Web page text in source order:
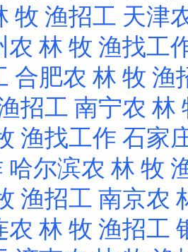
牧 渔招工 天津
农 林 牧 渔找工
合肥农 林 牧 渔
招工 南宁农 林
渔找工作 石家
哈尔滨农 林 牧
渔招工 南京农
农 林 牧 渔招工